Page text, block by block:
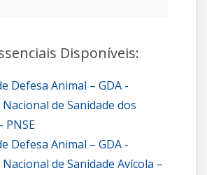
Disponíveis:
Defesa Animal – GDA -
de Sanidade dos
PNSE
Defesa Animal – GDA -
de Sanidade Avícola –